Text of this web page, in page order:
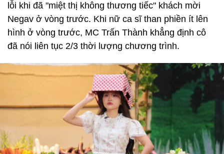
lỗi khi đã "miệt thị không thương tiếc" khách mời
Negav ở vòng trước. Khi nữ ca sĩ than phiền ít lên
hình ở vòng trước, MC Trấn Thành khẳng định cô
đã nói liên tục 2/3 thời lượng chương trình.